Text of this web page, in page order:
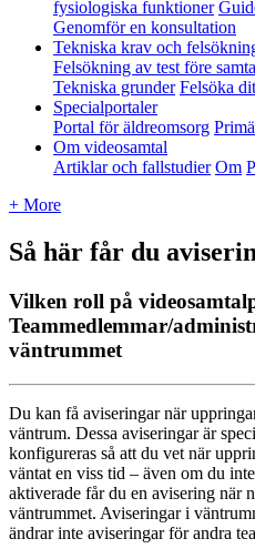
fysiologiska funktioner
Genomför en konsultation
Tekniska krav och
Felsökning av test före
Tekniska grunder Felsöka
Specialportaler
Portal för äldreomsorg
Om videosamtal
Artiklar och fallstudier Om
+ More
Så här får du
Vilken roll på
Teammedlemmar/
väntrummet
Du kan få aviseringar när
väntrum. Dessa aviseringar är
konfigureras så att du vet när
väntat en viss tid – även om du inte
aktiverade får du en avisering när n
väntrummet. Aviseringar i vä
ändrar inte aviseringar för andra